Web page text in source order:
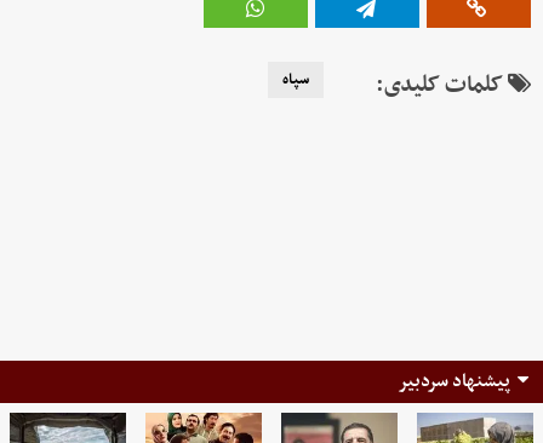
کلمات کلیدی: سپاه
پیشنهاد سردبیر